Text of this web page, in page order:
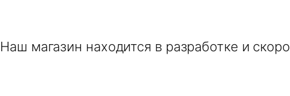
магазин находится в разработке и